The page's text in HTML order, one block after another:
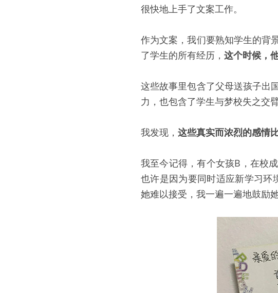
很快地上手了文案工作。
作为文案，我们要熟知学生的背
了学生的所有经历， 这个时候，
这些故事里包含了父母送孩子出
力，也包含了学生与梦校失之交臂
我发现， 这些真实而浓烈的感情
我至今记得，有个女孩B，在校
也许是因为要同时适应新学习环
她难以接受，我一遍一遍地鼓励